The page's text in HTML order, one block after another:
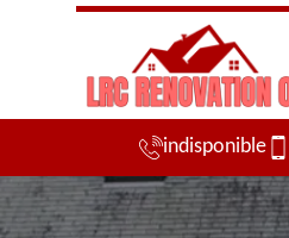
indisponible